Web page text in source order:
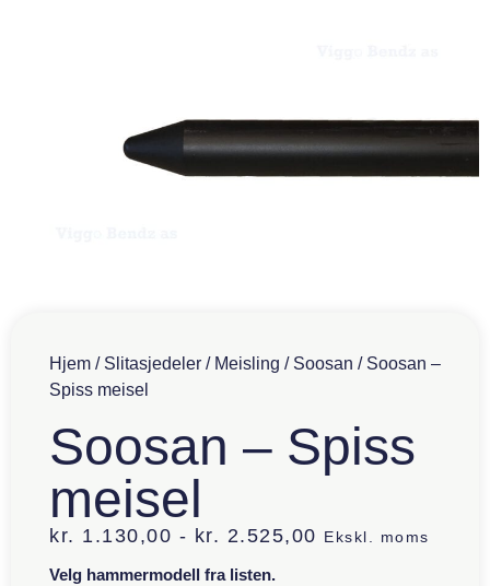
Hjem / Slitasjedeler / Meisling / Soosan / Soosan –
Spiss meisel
Soosan – Spiss
meisel
kr. 1.130,00 - kr. 2.525,00 Ekskl. moms
Velg hammermodell fra listen.